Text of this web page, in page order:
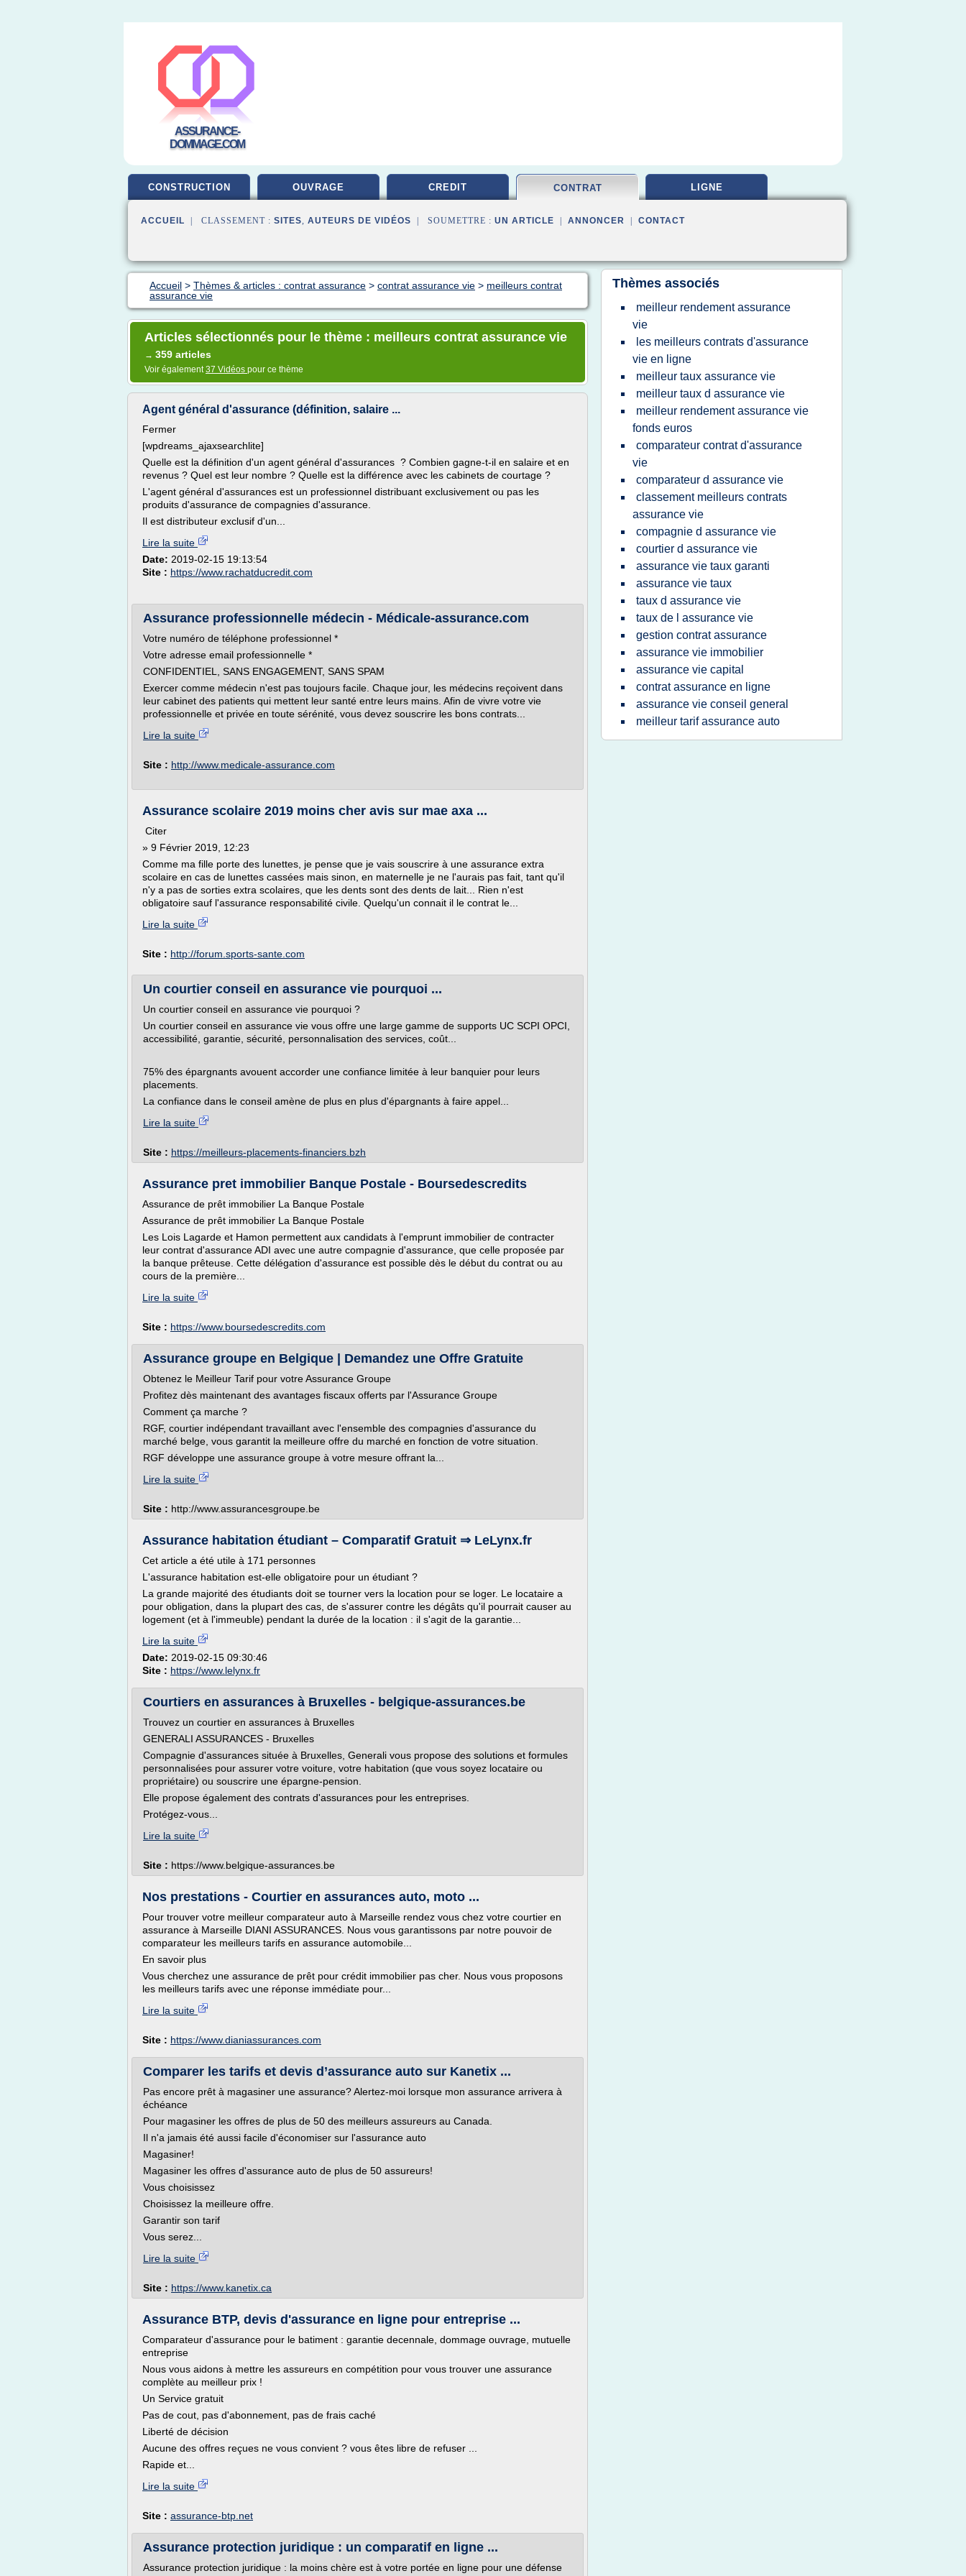
ASSURANCE-
DOMMAGE.COM
CONSTRUCTION OUVRAGE CREDIT CONTRAT LIGNE
ACCUEIL | CLASSEMENT : SITES, AUTEURS DE VIDÉOS | SOUMETTRE : UN ARTICLE ANNONCER CONTACT
Accueil > Thèmes & articles : contrat assurance > contrat assurance vie > meilleurs contrat
assurance vie
Articles sélectionnés pour le thème : meilleurs contrat assurance vie
→ 359 articles
Voir également37 Vidéos pour ce thème
Agent général d'assurance (définition, salaire ...
Fermer
[wpdreams_ajaxsearchlite]
Quelle est la définition d'un agent général d'assurances ? Combien gagne-t-il en salaire et en
revenus ? Quel est leur nombre ? Quelle est la différence avec les cabinets de courtage ?
L'agent général d'assurances est un professionnel distribuant exclusivement ou pas les
produits d'assurance de compagnies d'assurance.
Il est distributeur exclusif d'un...
Lire la suite
Date: 2019-02-15 19:13:54
Site : https://www.rachatducredit.com
Assurance professionnelle médecin - Médicale-assurance.com
Votre numéro de téléphone professionnel *
Votre adresse email professionnelle *
CONFIDENTIEL, SANS ENGAGEMENT, SANS SPAM
Exercer comme médecin n'est pas toujours facile. Chaque jour, les médecins reçoivent dans
leur cabinet des patients qui mettent leur santé entre leurs mains. Afin de vivre votre vie
professionnelle et privée en toute sérénité, vous devez souscrire les bons contrats...
Lire la suite
Site : http://www.medicale-assurance.com
Assurance scolaire 2019 moins cher avis sur mae axa ...
Citer
» 9 Février 2019, 12:23
Comme ma fille porte des lunettes, je pense que je vais souscrire à une assurance extra
scolaire en cas de lunettes cassées mais sinon, en maternelle je ne l'aurais pas fait, tant qu'il
n'y a pas de sorties extra scolaires, que les dents sont des dents de lait... Rien n'est
obligatoire sauf l'assurance responsabilité civile. Quelqu'un connait il le contrat le...
Lire la suite
Site : http://forum.sports-sante.com
Un courtier conseil en assurance vie pourquoi ...
Un courtier conseil en assurance vie pourquoi ?
Un courtier conseil en assurance vie vous offre une large gamme de supports UC SCPI OPCI,
accessibilité, garantie, sécurité, personnalisation des services, coût...
75% des épargnants avouent accorder une confiance limitée à leur banquier pour leurs
placements.
La confiance dans le conseil amène de plus en plus d'épargnants à faire appel...
Lire la suite
Site : https://meilleurs-placements-financiers.bzh
Assurance pret immobilier Banque Postale - Boursedescredits
Assurance de prêt immobilier La Banque Postale
Assurance de prêt immobilier La Banque Postale
Les Lois Lagarde et Hamon permettent aux candidats à l'emprunt immobilier de contracter
leur contrat d'assurance ADI avec une autre compagnie d'assurance, que celle proposée par
la banque prêteuse. Cette délégation d'assurance est possible dès le début du contrat ou au
cours de la première...
Lire la suite
Site : https://www.boursedescredits.com
Assurance groupe en Belgique | Demandez une Offre Gratuite
Obtenez le Meilleur Tarif pour votre Assurance Groupe
Profitez dès maintenant des avantages fiscaux offerts par l'Assurance Groupe
Comment ça marche ?
RGF, courtier indépendant travaillant avec l'ensemble des compagnies d'assurance du
marché belge, vous garantit la meilleure offre du marché en fonction de votre situation.
RGF développe une assurance groupe à votre mesure offrant la...
Lire la suite
Site : http://www.assurancesgroupe.be
Assurance habitation étudiant – Comparatif Gratuit ⇒ LeLynx.fr
Cet article a été utile à 171 personnes
L'assurance habitation est-elle obligatoire pour un étudiant ?
La grande majorité des étudiants doit se tourner vers la location pour se loger. Le locataire a
pour obligation, dans la plupart des cas, de s'assurer contre les dégâts qu'il pourrait causer au
logement (et à l'immeuble) pendant la durée de la location : il s'agit de la garantie...
Lire la suite
Date: 2019-02-15 09:30:46
Site : https://www.lelynx.fr
Courtiers en assurances à Bruxelles - belgique-assurances.be
Trouvez un courtier en assurances à Bruxelles
GENERALI ASSURANCES - Bruxelles
Compagnie d'assurances située à Bruxelles, Generali vous propose des solutions et formules
personnalisées pour assurer votre voiture, votre habitation (que vous soyez locataire ou
propriétaire) ou souscrire une épargne-pension.
Elle propose également des contrats d'assurances pour les entreprises.
Protégez-vous...
Lire la suite
Site : https://www.belgique-assurances.be
Nos prestations - Courtier en assurances auto, moto ...
Pour trouver votre meilleur comparateur auto à Marseille rendez vous chez votre courtier en
assurance à Marseille DIANI ASSURANCES. Nous vous garantissons par notre pouvoir de
comparateur les meilleurs tarifs en assurance automobile...
En savoir plus
Vous cherchez une assurance de prêt pour crédit immobilier pas cher. Nous vous proposons
les meilleurs tarifs avec une réponse immédiate pour...
Lire la suite
Site : https://www.dianiassurances.com
Comparer les tarifs et devis d’assurance auto sur Kanetix ...
Pas encore prêt à magasiner une assurance? Alertez-moi lorsque mon assurance arrivera à
échéance
Pour magasiner les offres de plus de 50 des meilleurs assureurs au Canada.
Il n'a jamais été aussi facile d'économiser sur l'assurance auto
Magasiner!
Magasiner les offres d'assurance auto de plus de 50 assureurs!
Vous choisissez
Choisissez la meilleure offre.
Garantir son tarif
Vous serez...
Lire la suite
Site : https://www.kanetix.ca
Assurance BTP, devis d'assurance en ligne pour entreprise ...
Comparateur d'assurance pour le batiment : garantie decennale, dommage ouvrage, mutuelle
entreprise
Nous vous aidons à mettre les assureurs en compétition pour vous trouver une assurance
complète au meilleur prix !
Un Service gratuit
Pas de cout, pas d'abonnement, pas de frais caché
Liberté de décision
Aucune des offres reçues ne vous convient ? vous êtes libre de refuser ...
Rapide et...
Lire la suite
Site : assurance-btp.net
Assurance protection juridique : un comparatif en ligne ...
Assurance protection juridique : la moins chère est à votre portée en ligne pour une défense
Thèmes associés
meilleur rendement assurance
vie
les meilleurs contrats d'assurance
vie en ligne
meilleur taux assurance vie
meilleur taux d assurance vie
meilleur rendement assurance vie
fonds euros
comparateur contrat d'assurance
vie
comparateur d assurance vie
classement meilleurs contrats
assurance vie
compagnie d assurance vie
courtier d assurance vie
assurance vie taux garanti
assurance vie taux
taux d assurance vie
taux de l assurance vie
gestion contrat assurance
assurance vie immobilier
assurance vie capital
contrat assurance en ligne
assurance vie conseil general
meilleur tarif assurance auto